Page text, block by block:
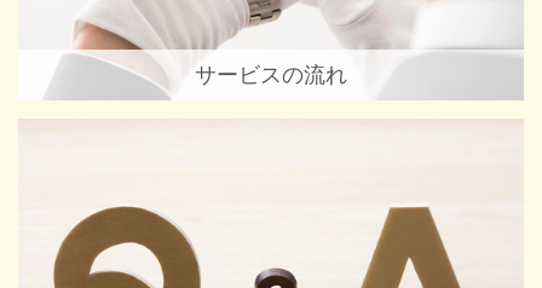
サービスの流れ